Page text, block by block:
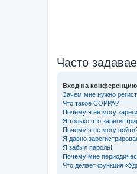
Часто
Вход на конференцию
Зачем мне нужно
Что такое COPPA?
Почему я не могу
Я только что
Почему я не могу
Я давно
Я забыл пароль!
Почему мне
Что делает функция